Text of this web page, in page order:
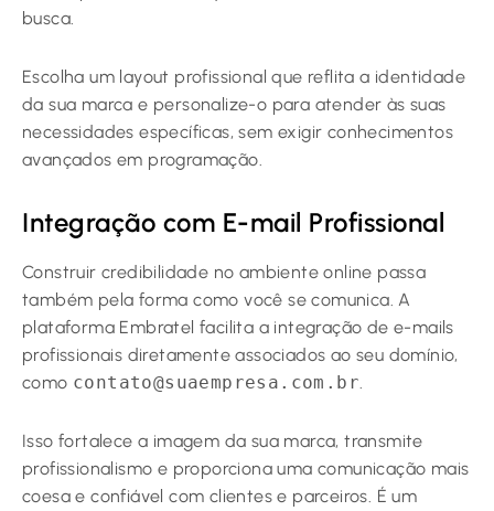
busca.
Escolha um layout profissional que reflita a identidade
da sua marca e personalize-o para atender às suas
necessidades específicas, sem exigir conhecimentos
avançados em programação.
Integração com E-mail Profissional
Construir credibilidade no ambiente online passa
também pela forma como você se comunica. A
plataforma Embratel facilita a integração de e-mails
profissionais diretamente associados ao seu domínio,
como contato@suaempresa.com.br
Isso fortalece a imagem da sua marca, transmite
profissionalismo e proporciona uma comunicação mais
coesa e confiável com clientes e parceiros. É um